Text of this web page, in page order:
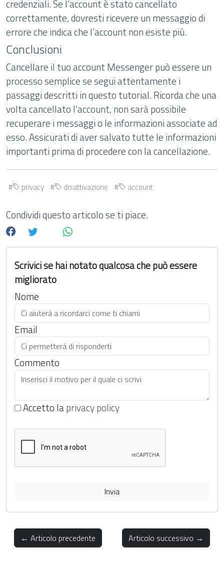
credenziali. Se l’account è stato cancellato
correttamente, dovresti ricevere un messaggio di
errore che indica che l’account non esiste più.
Conclusioni
Cancellare il tuo account Messenger può essere un
processo semplice se segui attentamente i
passaggi descritti in questo tutorial. Ricorda che una
volta cancellato l’account, non sarà possibile
recuperare i messaggi o le informazioni associate ad
esso. Assicurati di aver salvato tutte le informazioni
importanti prima di procedere con la cancellazione.
privacy disattivazione account
Condividi questo articolo se ti piace.
Scrivici se hai notato qualcosa che può essere
migliorato
Nome
Email
Commento
Accetto laprivacy policy
Invia
← Articolo precedente Articolo successivo →